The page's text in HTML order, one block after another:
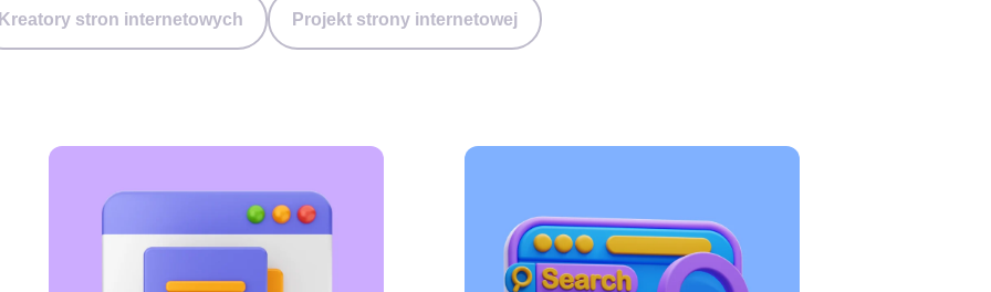
Kreatory stron internetowych Projekt strony internetowej